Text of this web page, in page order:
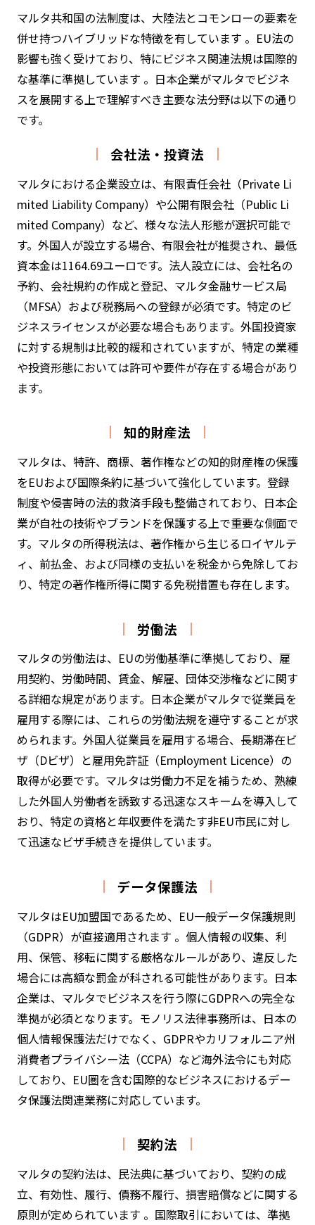
マルタ共和国の法制度は、大陸法とコモンローの要素を
併せ持つハイブリッドな特徴を有しています 。EU法の
影響も強く受けており、特にビジネス関連法規は国際的
な基準に準拠しています 。日本企業がマルタでビジネ
スを展開する上で理解すべき主要な法分野は以下の通り
です。
会社法・投資法
マルタにおける企業設立は、有限責任会社（Private Li
mited Liability Company）や公開有限会社（Public Li
mited Company）など、様々な法人形態が選択可能で
す。外国人が設立する場合、有限会社が推奨され、最低
資本金は1164.69ユーロです。法人設立には、会社名の
予約、会社規約の作成と登記、マルタ金融サービス局
（MFSA）および税務局への登録が必須です。特定のビ
ジネスライセンスが必要な場合もあります。外国投資家
に対する規制は比較的緩和されていますが、特定の業種
や投資形態においては許可や要件が存在する場合があり
ます。
知的財産法
マルタは、特許、商標、著作権などの知的財産権の保護
をEUおよび国際条約に基づいて強化しています。登録
制度や侵害時の法的救済手段も整備されており、日本企
業が自社の技術やブランドを保護する上で重要な側面で
す。マルタの所得税法は、著作権から生じるロイヤルテ
ィ、前払金、および同様の支払いを税金から免除してお
り、特定の著作権所得に関する免税措置も存在します。
労働法
マルタの労働法は、EUの労働基準に準拠しており、雇
用契約、労働時間、賃金、解雇、団体交渉権などに関す
る詳細な規定があります。日本企業がマルタで従業員を
雇用する際には、これらの労働法規を遵守することが求
められます。外国人従業員を雇用する場合、長期滞在ビ
ザ（Dビザ）と雇用免許証（Employment Licence）の
取得が必要です。マルタは労働力不足を補うため、熟練
した外国人労働者を誘致する迅速なスキームを導入して
おり、特定の資格と年収要件を満たす非EU市民に対し
て迅速なビザ手続きを提供しています。
データ保護法
マルタはEU加盟国であるため、EU一般データ保護規則
（GDPR）が直接適用されます 。個人情報の収集、利
用、保管、移転に関する厳格なルールがあり、違反した
場合には高額な罰金が科される可能性があります。日本
企業は、マルタでビジネスを行う際にGDPRへの完全な
準拠が必須となります。モノリス法律事務所は、日本の
個人情報保護法だけでなく、GDPRやカリフォルニア州
消費者プライバシー法（CCPA）など海外法令にも対応
しており、EU圏を含む国際的なビジネスにおけるデー
タ保護法関連業務に対応しています。
契約法
マルタの契約法は、民法典に基づいており、契約の成
立、有効性、履行、債務不履行、損害賠償などに関する
原則が定められています 。国際取引においては、準拠